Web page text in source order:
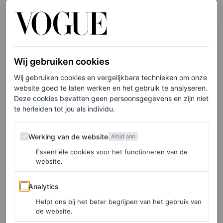
©SPOTLIGHT
Chanel en Gucci
Wij gebruiken cookies
Wij gebruiken cookies en vergelijkbare technieken om onze
website goed te laten werken en het gebruik te analyseren.
Deze cookies bevatten geen persoonsgegevens en zijn niet
te herleiden tot jou als individu.
Werking van de website
Werking van de website Altijd aan
Essentiële cookies voor het functioneren van de
website.
Analytics
Analytics
Helpt ons bij het beter begrijpen van het gebruik van
de website.